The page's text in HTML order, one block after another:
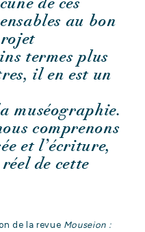
au bon
termes plus
il en est un
muséographie.
comprenons
et l’écriture,
de cette
de la revue Mouseion :